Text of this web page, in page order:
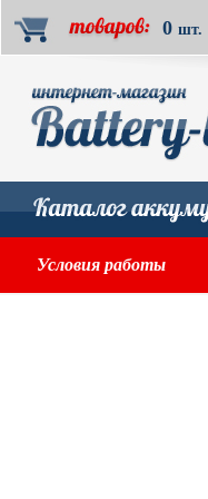
0 шт.
Условия работы